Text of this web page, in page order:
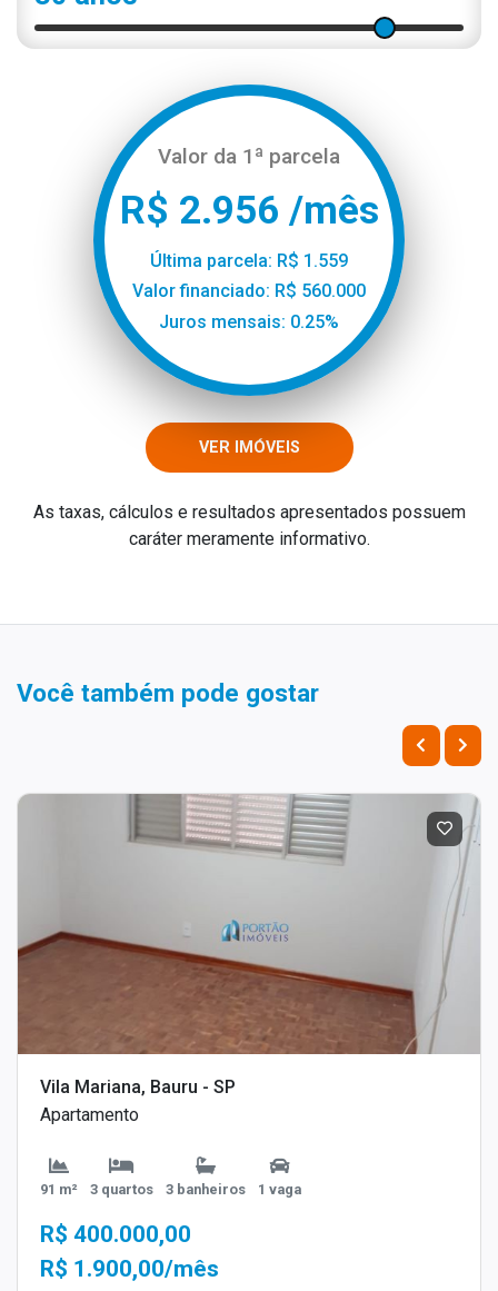
Valor da 1ª parcela
R$ 2.956 /mês
Última parcela: R$ 1.559
Valor financiado: R$ 560.000
Juros mensais: 0.25%
VER IMÓVEIS
As taxas, cálculos e resultados apresentados possuem
caráter meramente informativo.
Você também pode gostar
Vila Mariana, Bauru - SP
Apartamento
91 m² 3 quartos 3 banheiros 1 vaga
R$ 400.000,00
R$ 1.900,00/mês